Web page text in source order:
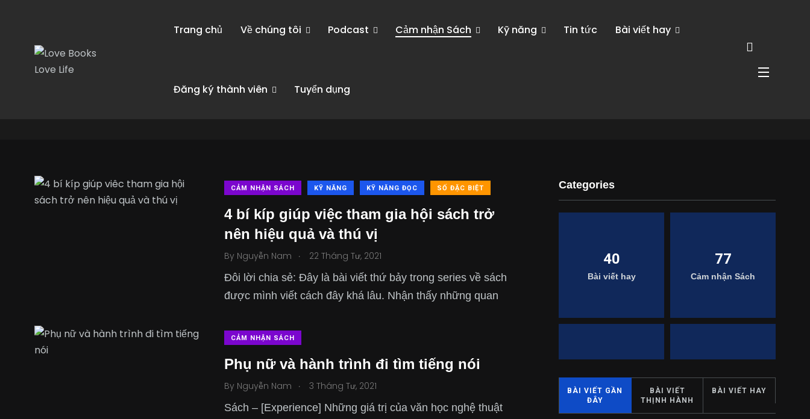
Trang chủ Về chúng tôi Podcast Cảm nhận Sách Kỹ năng Tin tức Bài viết hay
Đăng ký thành viên Tuyển dụng
Cảm nhận Sách
CẢM NHẬN SÁCH KỸ NĂNG KỸ NĂNG ĐỌC SỐ ĐẶC BIỆT
4 bí kíp giúp việc tham gia hội sách trở
nên hiệu quả và thú vị
By Nguyễn Nam .
22 Tháng Tư, 2021
Đôi lời chia sẻ: Đây là bài viết thứ bảy trong series về sách
được mình viết cách đây khá lâu. Nhận thấy những quan
CẢM NHẬN SÁCH
Phụ nữ và hành trình đi tìm tiếng nói
By Nguyễn Nam .
3 Tháng Tư, 2021
Sách – [Experience] Những giá trị của văn học nghệ thuật
Categories
40
Bài viết hay
77
Cảm nhận Sách
Case Marketing Chia sẻ sách
BÀI VIẾT GẦN
ĐÂY
BÀI VIẾT
THỊNH HÀNH
BÀI VIẾT HAY